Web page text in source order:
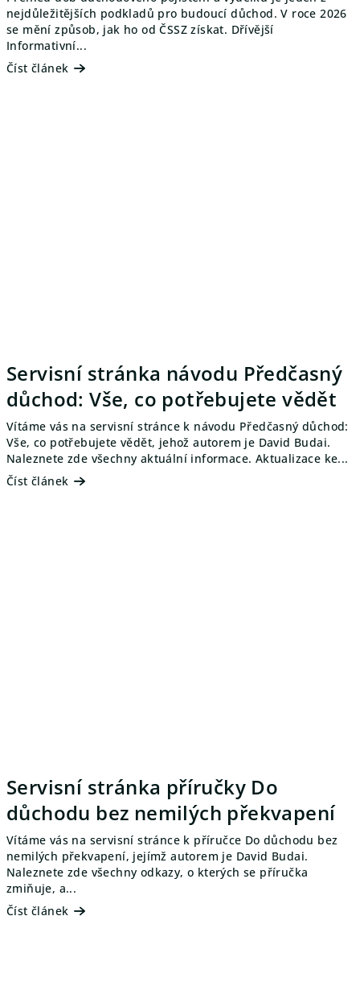
ě
nejdůležitějších podkladů pro budoucí důchod. V roce 2026
se mění způsob, jak ho od ČSSZ získat. Dřívější
Informativní...
Číst článek
Servisní stránka návodu Předčasný
důchod: Vše, co potřebujete vědět
Vítáme vás na servisní stránce k návodu Předčasný důchod:
Vše, co potřebujete vědět, jehož autorem je David Budai.
Naleznete zde všechny aktuální informace. Aktualizace ke...
Číst článek
Servisní stránka příručky Do
důchodu bez nemilých překvapení
Vítáme vás na servisní stránce k příručce Do důchodu bez
nemilých překvapení, jejímž autorem je David Budai.
Naleznete zde všechny odkazy, o kterých se příručka
zmiňuje, a...
Číst článek